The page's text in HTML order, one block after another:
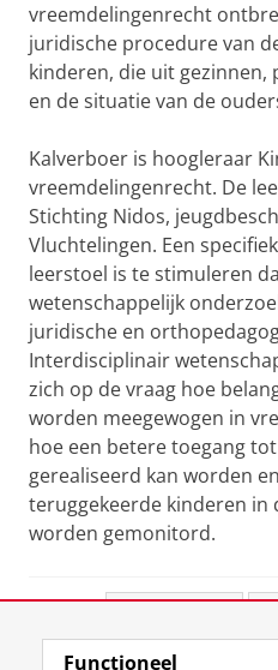
vreemdelingenrecht
juridische procedure van
kinderen, die uit
en de situatie van de
Kalverboer is hoogleraar
vreemdelingenrecht. De
Stichting Nidos,
Vluchtelingen. Een
leerstoel is te stimuleren
wetenschappelijk
juridische en
Interdisciplinair
zich op de vraag hoe
worden meegewogen in
hoe een betere toegang
gerealiseerd kan worden
teruggekeerde kinderen
worden gemonitord.
View this page in:
Functioneel